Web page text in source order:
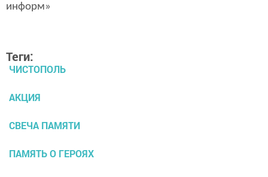
информ»
Теги:
ЧИСТОПОЛЬ
АКЦИЯ
СВЕЧА ПАМЯТИ
ПАМЯТЬ О ГЕРОЯХ